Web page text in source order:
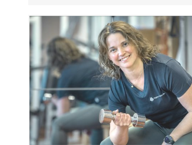
mina lagkamrater på väg mot mål”, säger
slutsträckans Felicia Persson efter en
mycket dramatisk slutsträcka.